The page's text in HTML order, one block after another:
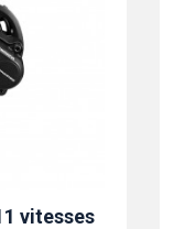
vitesses